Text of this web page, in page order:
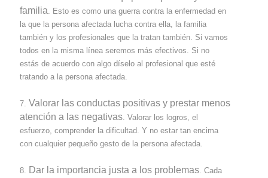
familia . Esto es como una guerra contra la enfermedad en
la que la persona afectada lucha contra ella, la familia
también y los profesionales que la tratan también. Si vamos
todos en la misma línea seremos más efectivos. Si no
estás de acuerdo con algo díselo al profesional que esté
tratando a la persona afectada.
7. Valorar las conductas positivas y prestar menos
atención a las negativas . Valorar los logros, el
esfuerzo, comprender la dificultad. Y no estar tan encima
con cualquier pequeño gesto de la persona afectada.
8. Dar la importancia justa a los problemas . Cada